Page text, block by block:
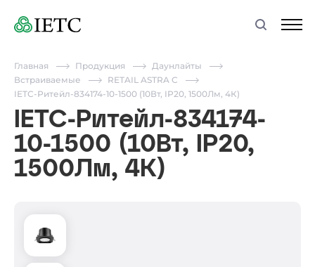
Главная Продукция
Даунлайты
Встраиваемые
RETAIL ASTRA C
IETC-Ритейл-834174-10-1500 (10Вт, IP20, 1500Лм, 4К)
IETC-Ритейл-834174-
10-1500 (10Вт, IP20,
1500Лм, 4К)